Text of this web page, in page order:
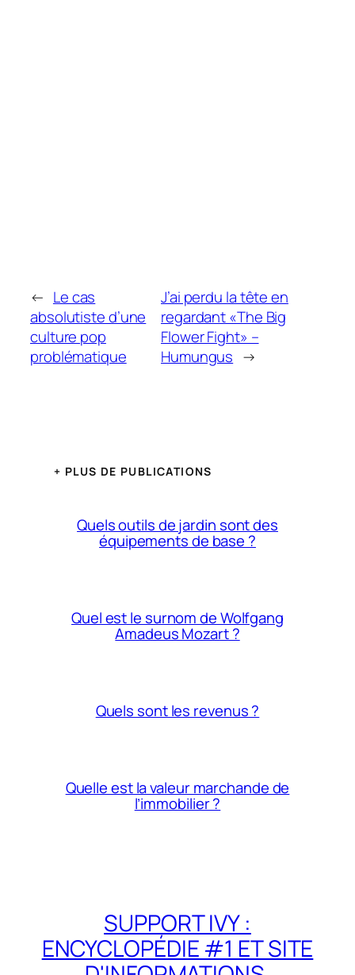
← Le cas
absolutiste d’une
culture pop
problématique
J’ai perdu la tête en
regardant «The Big
Flower Fight» –
Humungus →
+ PLUS DE PUBLICATIONS
Quels outils de jardin sont des
équipements de base ?
Quel est le surnom de Wolfgang
Amadeus Mozart ?
Quels sont les revenus ?
Quelle est la valeur marchande de
l’immobilier ?
SUPPORT IVY :
ENCYCLOPÉDIE #1 ET SITE